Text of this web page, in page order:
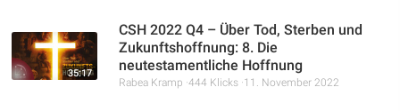
35:17
CSH 2022 Q4 – Über Tod, Sterben und
Zukunftshoffnung: 8. Die
neutestamentliche Hoffnung
Rabea Kramp 444 Klicks 11. November 2022